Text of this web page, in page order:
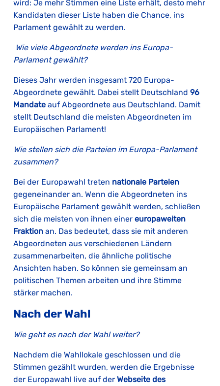
wird: Je mehr Stimmen eine Liste erhält, desto mehr
Kandidaten dieser Liste haben die Chance, ins
Parlament gewählt zu werden.
Wie viele Abgeordnete werden ins Europa-
Parlament gewählt?
Dieses Jahr werden insgesamt 720 Europa-
Abgeordnete gewählt. Dabei stellt Deutschland96
Mandate auf Abgeordnete aus Deutschland. Damit
stellt Deutschland die meisten Abgeordneten im
Europäischen Parlament!
Wie stellen sich die Parteien im Europa-Parlament
zusammen?
Bei der Europawahl treten nationale Parteien
gegeneinander an. Wenn die Abgeordneten ins
Europäische Parlament gewählt werden, schließen
sich die meisten von ihnen einereuropaweiten
Fraktion an. Das bedeutet, dass sie mit anderen
Abgeordneten aus verschiedenen Ländern
zusammenarbeiten, die ähnliche politische
Ansichten haben. So können sie gemeinsam an
politischen Themen arbeiten und ihre Stimme
stärker machen.
Nach der Wahl
Wie geht es nach der Wahl weiter?
Nachdem die Wahllokale geschlossen und die
Stimmen gezählt wurden, werden die Ergebnisse
der Europawahl live auf derWebseite des